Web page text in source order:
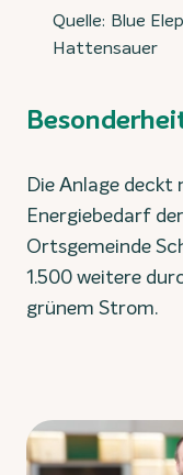
Quelle: Blue
Hattensauer
Die Anlage
Energiebedarf
Ortsgemeinde
1.500 weitere
grünem Strom.